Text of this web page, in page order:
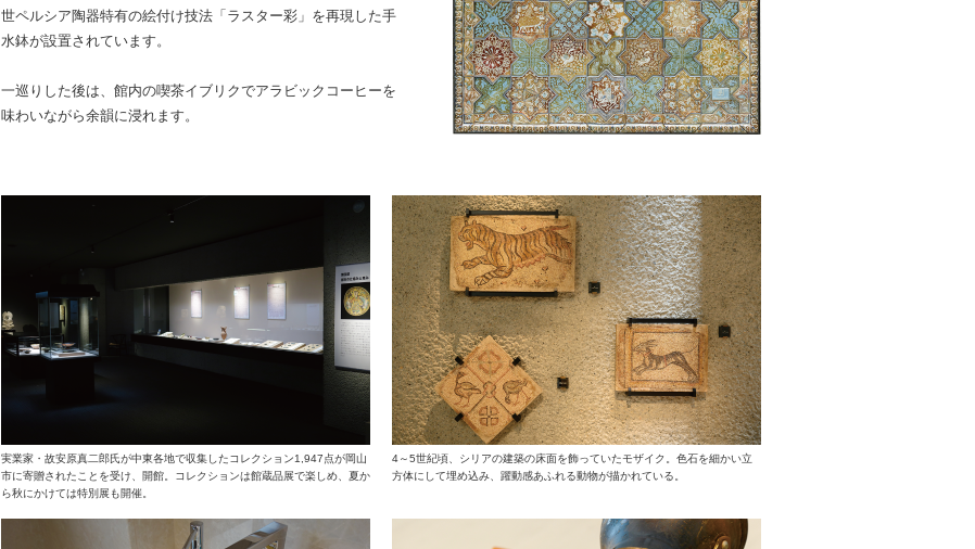
世ペルシア陶器特有の絵付け技法「ラスター彩」を再現した手
水鉢が設置されています。
一巡りした後は、館内の喫茶イブリクでアラビックコーヒーを
味わいながら余韻に浸れます。
実業家・故安原真二郎氏が中東各地で収集したコレクション1,947点が岡山
市に寄贈されたことを受け、開館。コレクションは館蔵品展で楽しめ、夏か
ら秋にかけては特別展も開催。
4～5世紀頃、シリアの建築の床面を飾っていたモザイク。色石を細かい立
方体にして埋め込み、躍動感あふれる動物が描かれている。